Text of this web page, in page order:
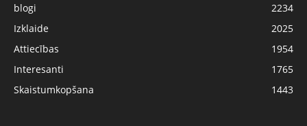
blogi
2234
Izklaide
2025
Attiecības
1954
Interesanti
1765
Skaistumkopšana
1443